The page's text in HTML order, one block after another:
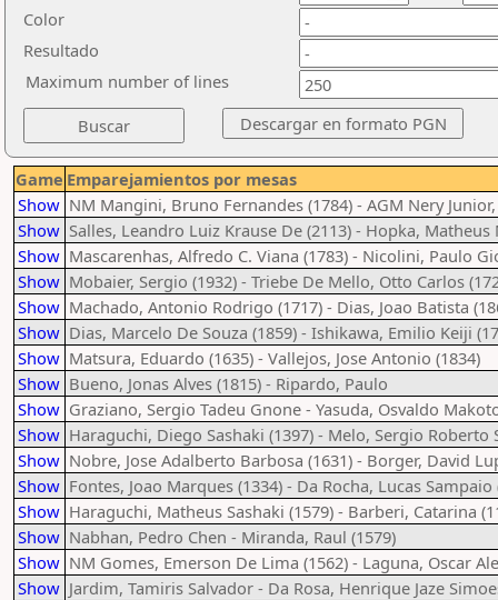
Color
Resultado
Maximum number of lines
Game Emparejamientos por mesas
Show NM Mangini, Bruno Fernandes (1784) - AGM Nery
Show Salles, Leandro Luiz Krause De (2113) - Hopka, Matheus
Show Mascarenhas, Alfredo C. Viana (1783) - Nicolini, Paulo
Show Mobaier, Sergio (1932) - Triebe De Mello, Otto Carlos
Show Machado, Antonio Rodrigo (1717) - Dias, Joao Batista
Show Dias, Marcelo De Souza (1859) - Ishikawa, Emilio Keiji
Show Matsura, Eduardo (1635) - Vallejos, Jose Antonio (1834)
Show Bueno, Jonas Alves (1815) - Ripardo, Paulo
Show Graziano, Sergio Tadeu Gnone - Yasuda, Osvaldo
Show Haraguchi, Diego Sashaki (1397) - Melo, Sergio Roberto
Show Nobre, Jose Adalberto Barbosa (1631) - Borger, David
Show Fontes, Joao Marques (1334) - Da Rocha, Lucas Sampaio
Show Haraguchi, Matheus Sashaki (1579) - Barberi, Catarina
Show Nabhan, Pedro Chen - Miranda, Raul (1579)
Show NM Gomes, Emerson De Lima (1562) - Laguna, Oscar
Show Jardim, Tamiris Salvador - Da Rosa, Henrique Jaze